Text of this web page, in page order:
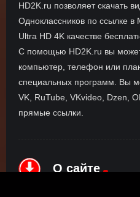
HD2K.ru позволяет скачать
Одноклассников по ссылке в
Ultra HD 4K качестве
С помощью HD2K.ru вы
компьютер, телефон или
специальных программ. Вы
VK, RuTube, VKvideo, Dzen,
прямые ссылки.
О сайте